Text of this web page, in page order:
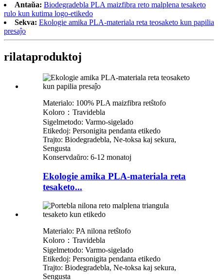
Antaŭa: Biodegradebla PLA maizfibra reto malplena tesaketo
rulo kun kutima logo-etikedo
Sekva: Ekologie amika PLA-materiala reta teosaketo kun papilia
presaĵo
rilataproduktoj
Materialo: 100% PLA maizfibra retŝtofo
Koloro：Travidebla
Sigelmetodo: Varmo-sigelado
Etikedoj: Personigita pendanta etikedo
Trajto: Biodegradebla, Ne-toksa kaj sekura,
Sengusta
Konservdaŭro: 6-12 monatoj
Ekologie amika PLA-materiala reta
tesaketo...
Materialo: PA nilona retŝtofo
Koloro：Travidebla
Sigelmetodo: Varmo-sigelado
Etikedoj: Personigita pendanta etikedo
Trajto: Biodegradebla, Ne-toksa kaj sekura,
Sengusta